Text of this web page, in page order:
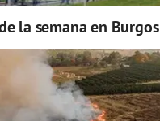
la semana en Burgos